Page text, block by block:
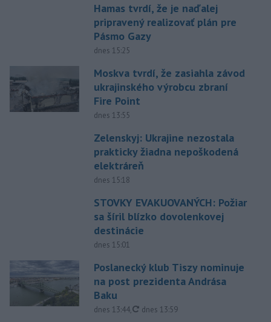
Hamas tvrdí, že je naďalej
pripravený realizovať plán pre
Pásmo Gazy
dnes 15:25
Moskva tvrdí, že zasiahla závod
ukrajinského výrobcu zbraní
Fire Point
dnes 13:55
Zelenskyj: Ukrajine nezostala
prakticky žiadna nepoškodená
elektráreň
dnes 15:18
STOVKY EVAKUOVANÝCH: Požiar
sa šíril blízko dovolenkovej
destinácie
dnes 15:01
Poslanecký klub Tiszy nominuje
na post prezidenta Andrása
Baku
dnes 13:44, aktualizované
dnes 13:59